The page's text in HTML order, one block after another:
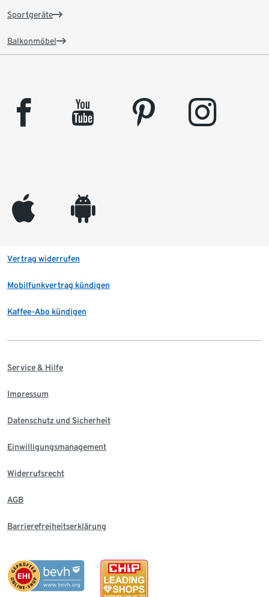
Sportgeräte
Balkonmöbel
facebook youtube pinterest instagram
appleinc android
Vertrag widerrufen
Mobilfunkvertrag kündigen
Kaffee-Abo kündigen
Service & Hilfe
Impressum
Datenschutz und Sicherheit
Einwilligungsmanagement
Widerrufsrecht
AGB
Barrierefreiheitserklärung